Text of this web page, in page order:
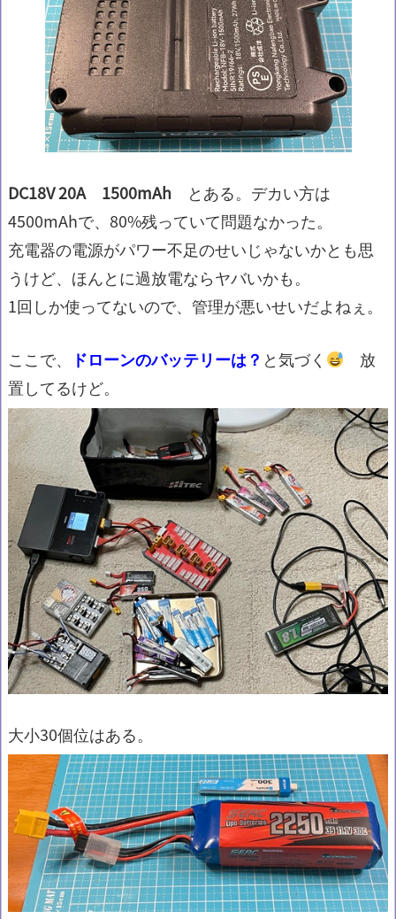
DC18V 20A 1500mAh とある。デカい方は
4500mAhで、80%残っていて問題なかった。
充電器の電源がパワー不足のせいじゃないかとも思
うけど、ほんとに過放電ならヤバいかも。
1回しか使ってないので、管理が悪いせいだよねぇ。
ここで、 ドローンのバッテリーは？ と気づく
放
置してるけど。
大小30個位はある。